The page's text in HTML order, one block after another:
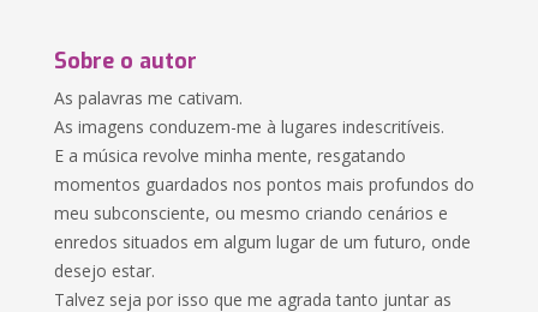
Sobre o autor
As palavras me cativam.
As imagens conduzem-me à lugares indescritíveis.
E a música revolve minha mente, resgatando
momentos guardados nos pontos mais profundos do
meu subconsciente, ou mesmo criando cenários e
enredos situados em algum lugar de um futuro, onde
desejo estar.
Talvez seja por isso que me agrada tanto juntar as